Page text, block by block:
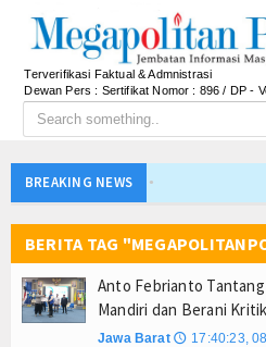
Terverifikasi Faktual & Admnistrasi
Dewan Pers : Sertifikat Nomor : 896 / DP -
BREAKING NEWS
Anto Febrianto
Bupati
APBD
BERITA TAG
Anto Febrianto Tantang
Mandiri dan Berani Kritik
Jawa Barat 🕔 17:40:23,